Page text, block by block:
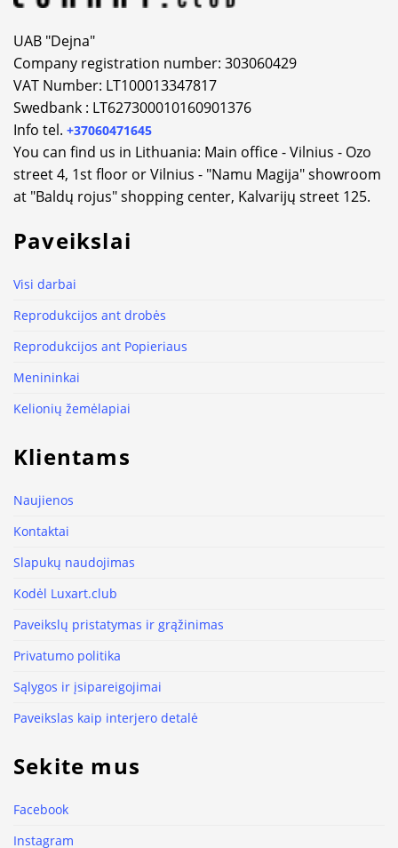
UAB "Dejna"
Company registration number: 303060429
VAT Number: LT100013347817
Swedbank : LT627300010160901376
Info tel. +37060471645
You can find us in Lithuania: Main office - Vilnius - Ozo
street 4, 1st floor or Vilnius - "Namu Magija" showroom
at "Baldų rojus" shopping center, Kalvarijų street 125.
Paveikslai
Visi darbai
Reprodukcijos ant drobės
Reprodukcijos ant Popieriaus
Menininkai
Kelionių žemėlapiai
Klientams
Naujienos
Kontaktai
Slapukų naudojimas
Kodėl Luxart.club
Paveikslų pristatymas ir grąžinimas
Privatumo politika
Sąlygos ir įsipareigojimai
Paveikslas kaip interjero detalė
Sekite mus
Facebook
Instagram